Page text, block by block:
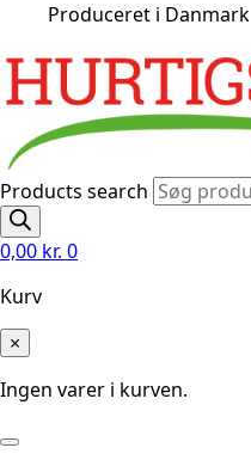
Produceret i Danmark
Products search
0,00 kr. 0
Kurv
×
Ingen varer i kurven.